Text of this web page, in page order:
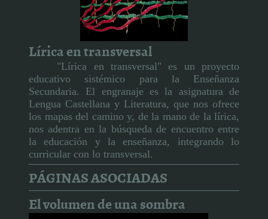
Lírica en transversal
"Lírica en transversal" es un proyecto
educativo sistémico para la Enseñanza
Secundaria. El engranaje es la asignatura de
Lengua Castellana y Literatura, que nos ofrece
los mapas del camino y, de la mano de la lírica,
nos adentra en la búsqueda de encuentro entre
la educación y la enseñanza, integrando lo
curricular con lo transversal.
PÁGINAS ASOCIADAS
El volumen de una sombra